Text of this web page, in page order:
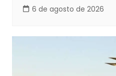
6 de agosto de 2026